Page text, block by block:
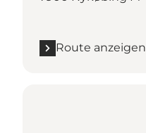
Route anzeigen